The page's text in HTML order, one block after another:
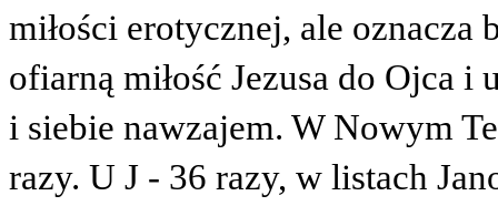
miłości erotycznej, ale oznacza
ofiarną miłość Jezusa do Ojca i
i siebie nawzajem. W Nowym
razy. U J - 36 razy, w listach